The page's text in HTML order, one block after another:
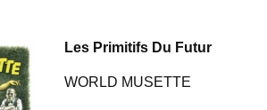
Les Primitifs Du Futur
WORLD MUSETTE